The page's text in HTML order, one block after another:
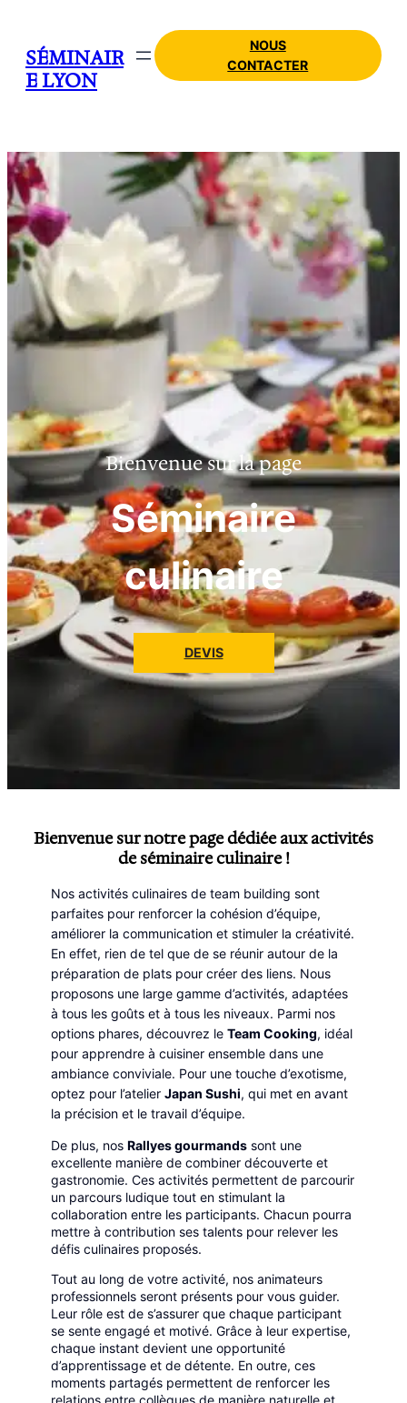
SÉMINAIR
E LYON
NOUS
CONTACTER
Bienvenue sur la page
Séminaire
culinaire
DEVIS
Bienvenue sur notre page dédiée aux activités
de séminaire culinaire !
Nos activités culinaires de team building sont
parfaites pour renforcer la cohésion d’équipe,
améliorer la communication et stimuler la créativité.
En effet, rien de tel que de se réunir autour de la
préparation de plats pour créer des liens. Nous
proposons une large gamme d’activités, adaptées
à tous les goûts et à tous les niveaux. Parmi nos
options phares, découvrez le Team Cooking, idéal
pour apprendre à cuisiner ensemble dans une
ambiance conviviale. Pour une touche d’exotisme,
optez pour l’atelier Japan Sushi, qui met en avant
la précision et le travail d’équipe.
De plus, nos Rallyes gourmands sont une
excellente manière de combiner découverte et
gastronomie. Ces activités permettent de parcourir
un parcours ludique tout en stimulant la
collaboration entre les participants. Chacun pourra
mettre à contribution ses talents pour relever les
défis culinaires proposés.
Tout au long de votre activité, nos animateurs
professionnels seront présents pour vous guider.
Leur rôle est de s’assurer que chaque participant
se sente engagé et motivé. Grâce à leur expertise,
chaque instant devient une opportunité
d’apprentissage et de détente. En outre, ces
moments partagés permettent de renforcer les
relations entre collègues de manière naturelle et